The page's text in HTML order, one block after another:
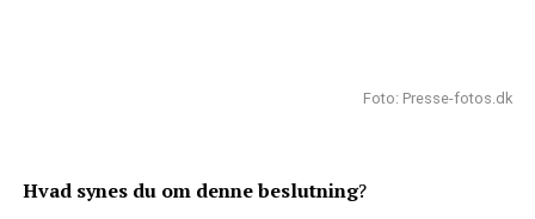
Foto: Presse-fotos.dk
Hvad synes du om denne beslutning?